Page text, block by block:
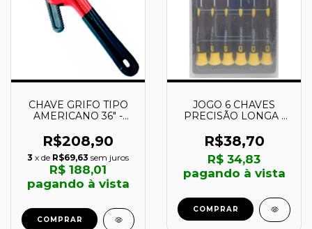
CHAVE GRIFO TIPO
AMERICANO 36" -
R$208,90
3 x de R$69,63 sem juros
R$ 188,01
pagando à vista
COMPRAR
JOGO 6 CHAVES
PRECISÃO LONGA -
R$38,70
R$ 34,83
pagando à vista
COMPRAR